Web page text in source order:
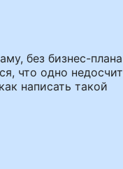
без бизнес-
что одно
написать такой